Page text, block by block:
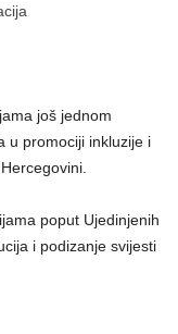
još jednom
u promociji inkluzije i
poput Ujedinjenih
i podizanje svijesti